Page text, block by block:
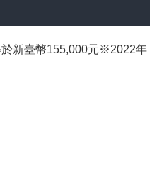
新臺幣155,000元※2022年